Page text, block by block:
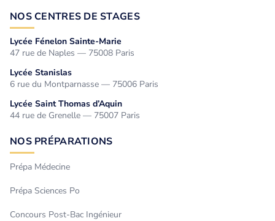
NOS CENTRES DE STAGES
Lycée Fénelon Sainte-Marie
47 rue de Naples — 75008 Paris
Lycée Stanislas
6 rue du Montparnasse — 75006 Paris
Lycée Saint Thomas d’Aquin
44 rue de Grenelle — 75007 Paris
NOS PRÉPARATIONS
Prépa Médecine
Prépa Sciences Po
Concours Post-Bac Ingénieur